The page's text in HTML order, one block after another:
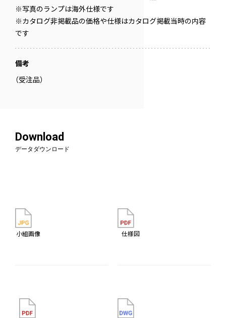
※写真のランプは海外仕様です
※カタログ非掲載品の価格や仕様はカタログ掲載当時の内容
です
備考
（受注品）
Download
データダウンロード
小組画像 仕様図